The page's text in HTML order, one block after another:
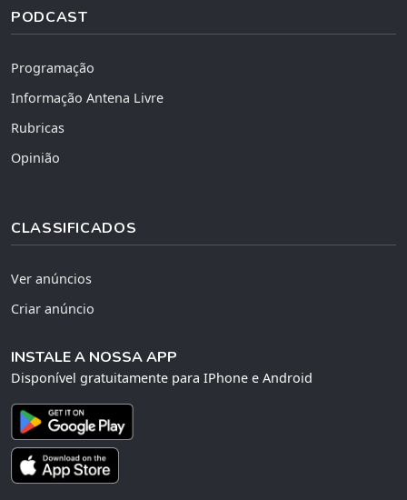
PODCAST
Programação
Informação Antena Livre
Rubricas
Opinião
CLASSIFICADOS
Ver anúncios
Criar anúncio
INSTALE A NOSSA APP
Disponível gratuitamente para IPhone e Android